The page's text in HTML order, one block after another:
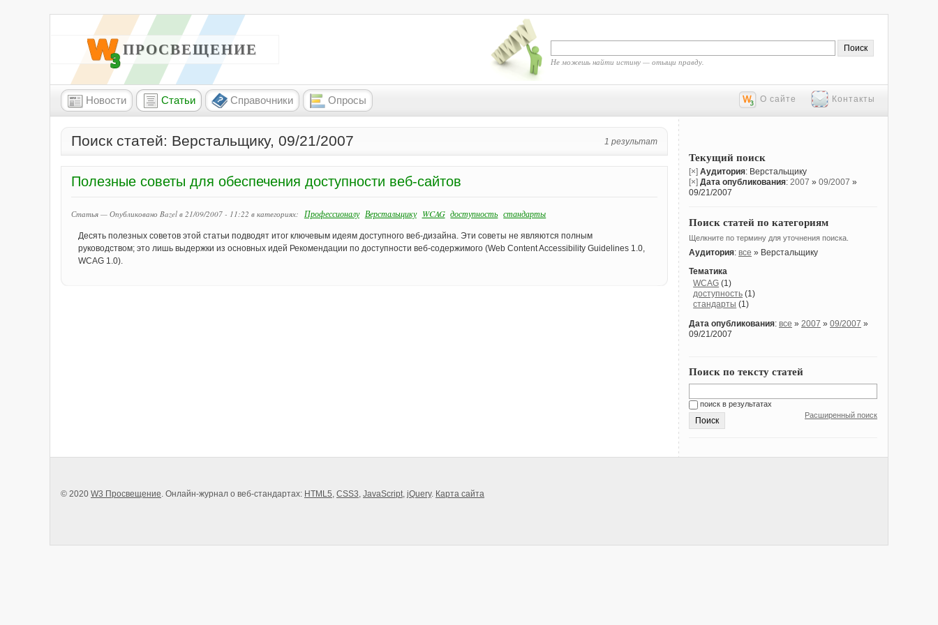
W3 ПРОСВЕЩЕНИЕ
Не можешь найти истину — отыщи правду.
Новости Статьи Справочники Опросы О сайте Контакты
Поиск статей: Верстальщику, 09/21/2007 1 результат
Полезные советы для обеспечения доступности веб-сайтов
Статья — Опубликовано Bazel в 21/09/2007 - 11:22 в категориях: Профессионалу Верстальщику WCAG доступность стандарты
Десять полезных советов этой статьи подводят итог ключевым идеям доступного веб-дизайна. Эти советы не являются полным
руководством; это лишь выдержки из основных идей Рекомендации по доступности веб-содержимого (Web Content Accessibility Guidelines 1.0,
WCAG 1.0).
Текущий поиск
[×] Аудитория: Верстальщику
[×] Дата опубликования: 2007 » 09/2007 »
09/21/2007
Поиск статей по категориям
Щелкните по термину для уточнения поиска.
Аудитория: все » Верстальщику
Тематика
WCAG (1)
доступность (1)
стандарты (1)
Дата опубликования: все » 2007 » 09/2007 »
09/21/2007
Поиск по тексту статей
поиск в результатах
Расширенный поиск
© 2020 W3 Просвещение. Онлайн-журнал о веб-стандартах: HTML5, CSS3, JavaScript, jQuery. Карта сайта